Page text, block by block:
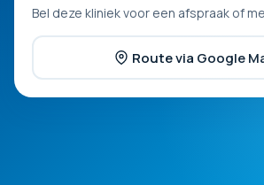
Bel deze kliniek voor een afspraak of
Route via Google